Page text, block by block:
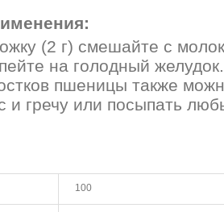
(2 г) смешайте с
на голодный
пшеницы также
и гречу или посыпать
100